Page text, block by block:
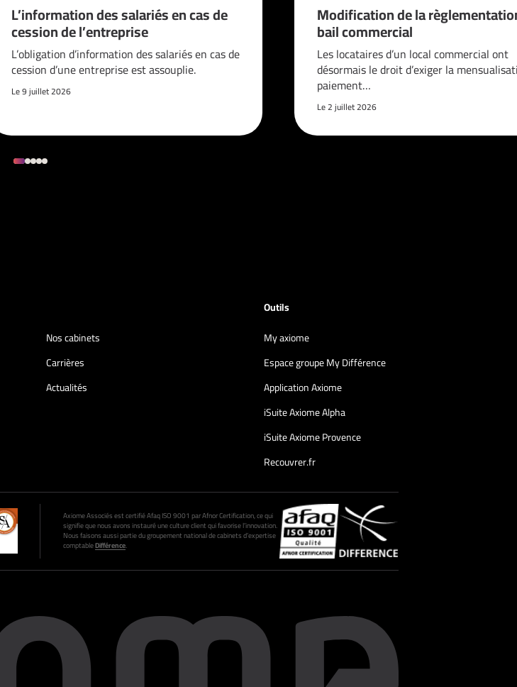
L’information des salariés en cas de
cession de l’entreprise
L’obligation d’information des salariés en cas de
cession d’une entreprise est assouplie.
Le 9 juillet 2026
Modification de la
bail commercial
Les locataires d’un local commercial ont
désormais le droit d’exiger la
paiement…
Le 2 juillet 2026
Nos cabinets
Carrières
Actualités
Outils
My axiome
Espace groupe My Différence
Application Axiome
iSuite Axiome Alpha
iSuite Axiome Provence
Recouvrer.fr
Axiome Associés est certifié Afaq ISO 9001 par Afnor Certification, ce qui
signifie que nous avons instauré une culture client qui favorise l’innovation.
Nous faisons aussi partie du groupement national de cabinets d’expertise
comptableDifférence.